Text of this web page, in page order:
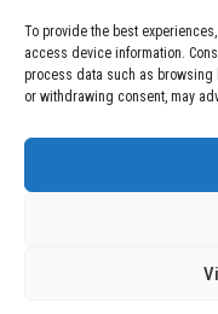
To provide the best
access device information.
process data such as browsing
or withdrawing consent, may